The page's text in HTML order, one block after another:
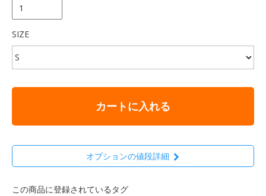
SIZE
カートに入れる
オプションの値段詳細
この商品に登録されているタグ